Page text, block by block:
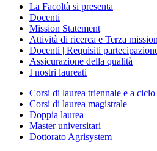
La Facoltà si presenta
Docenti
Mission Statement
Attività di ricerca e Terza
Docenti | Requisiti
Assicurazione della qualità
I nostri laureati
Corsi di laurea triennale e a
Corsi di laurea magistrale
Doppia laurea
Master universitari
Dottorato Agrisystem